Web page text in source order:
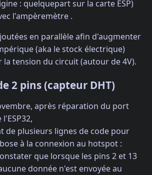
: quelquepart sur la carte ESP)
l'ampèremètre .
en parallèle afin d'augmenter
(aka le stock électrique)
la tension du circuit (autour de 4V).
2 pins (capteur DHT)
après réparation du port
de plusieurs lignes de code pour
à la connexion au hotspot :
que lorsque les pins 2 et 13
donnée n'est envoyée au